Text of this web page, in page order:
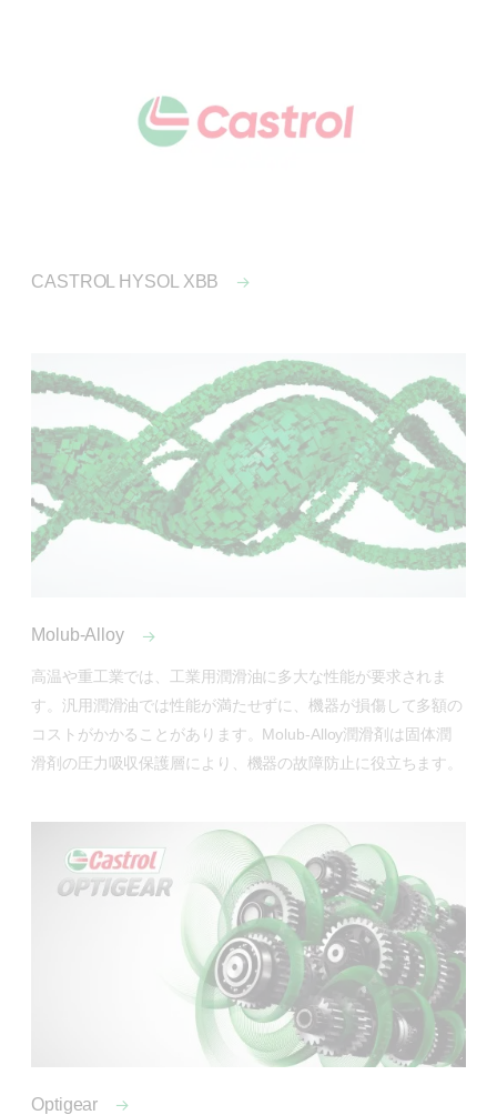
CASTROL HYSOL XBB
Molub-Alloy
高温や重工業では、工業用潤滑油に多大な性能が要求されま
す。汎用潤滑油では性能が満たせずに、機器が損傷して多額の
コストがかかることがあります。Molub-Alloy潤滑剤は固体潤
滑剤の圧力吸収保護層により、機器の故障防止に役立ちます。
Optigear